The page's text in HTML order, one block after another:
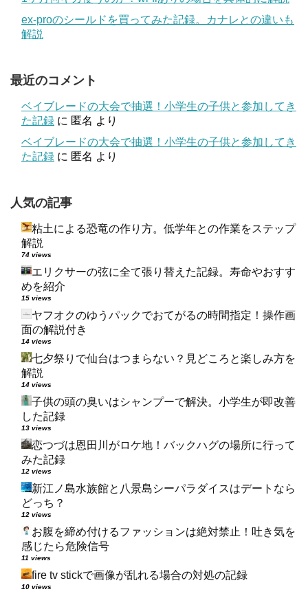
ex-proのシールドを買ってみた記録。カナレとの違いも
解説
最近のコメント
ベイブレードの大会で抽選！小学生の子供と参加してき
た記録 に 匿名 より
ベイブレードの大会で抽選！小学生の子供と参加してき
た記録 に 匿名 より
人気の記事
粘土による恐竜の作り方。低学年との作業をステップ
解説
74 views
エリクサーの弦に全て張り替えた記録。寿命やおすす
めを紹介
15 views
ヤフオクのゆうパックでおてがるの時間指定！操作画
面の解説付き
14 views
七夕祭りで仙台はつまらない？見どころと楽しみ方を
解説
14 views
子供の頭の臭いはシャンプーで解決。小学生が即改善
した記録
13 views
恋つづは恩田川がロケ地！バックハグの場所に行って
みた記録
12 views
新江ノ島水族館と八景島シーパラダイスはデートなら
どっち？
12 views
お腹を締め付けるファッションは絶対禁止！吐き気を
感じたら危険信号
11 views
fire tv stickで画像が乱れる場合の対処の記録
10 views